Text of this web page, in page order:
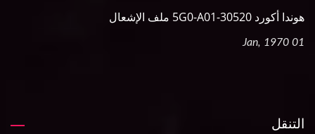
هوندا أكورد 30520-5G0-A01 ملف الإشعال
01 Jan, 1970
التنقل